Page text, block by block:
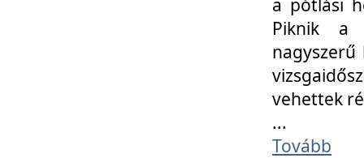
Piknik a
vehettek
...
Tovább